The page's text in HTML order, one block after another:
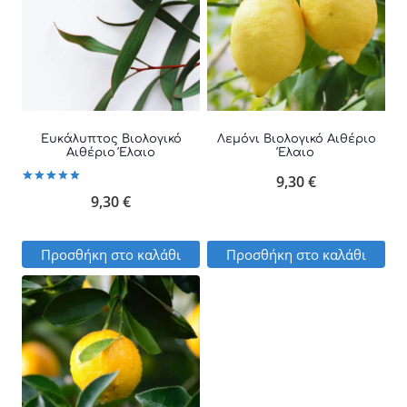
Ευκάλυπτος Βιολογικό
Αιθέριο Έλαιο
9,30€
Προσθήκη στο καλάθι
Λεμόνι Βιολογικό Αιθέριο
Έλαιο
9,30€
Προσθήκη στο καλάθι